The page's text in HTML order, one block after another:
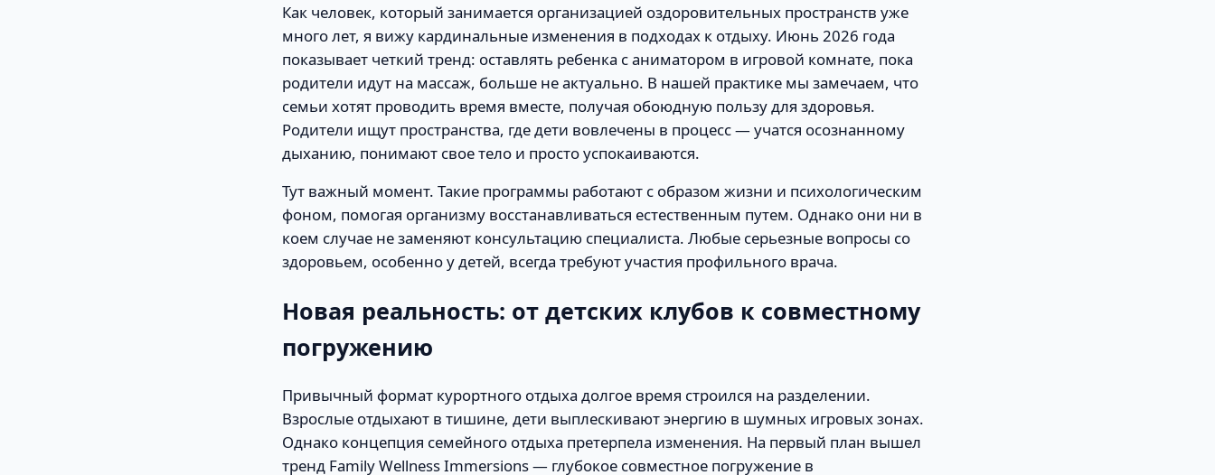
Как человек, который занимается организацией оздоровительных пространств уже
много лет, я вижу кардинальные изменения в подходах к отдыху. Июнь 2026 года
показывает четкий тренд: оставлять ребенка с аниматором в игровой комнате, пока
родители идут на массаж, больше не актуально. В нашей практике мы замечаем, что
семьи хотят проводить время вместе, получая обоюдную пользу для здоровья.
Родители ищут пространства, где дети вовлечены в процесс — учатся осознанному
дыханию, понимают свое тело и просто успокаиваются.
Тут важный момент. Такие программы работают с образом жизни и психологическим
фоном, помогая организму восстанавливаться естественным путем. Однако они ни в
коем случае не заменяют консультацию специалиста. Любые серьезные вопросы со
здоровьем, особенно у детей, всегда требуют участия профильного врача.
Новая реальность: от детских клубов к совместному
погружению
Привычный формат курортного отдыха долгое время строился на разделении.
Взрослые отдыхают в тишине, дети выплескивают энергию в шумных игровых зонах.
Однако концепция семейного отдыха претерпела изменения. На первый план вышел
тренд Family Wellness Immersions — глубокое совместное погружение в